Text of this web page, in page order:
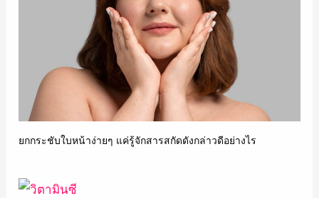
ยกกระชับใบหน้าง่ายๆ แค่รู้จักสารสกัดดังกล่าวดีอย่างไร